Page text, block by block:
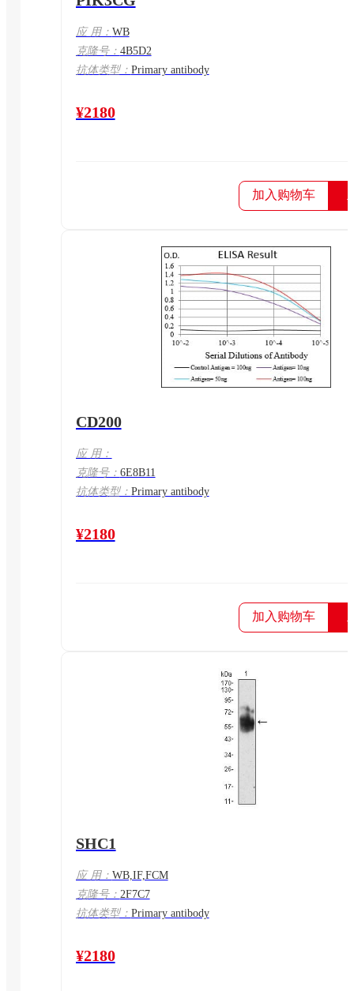
应 用： WB
克隆号： 4B5D2
抗体类型： Primary antibody
¥2180
加入购物车
CD200
应 用：
克隆号： 6E8B11
抗体类型： Primary antibody
¥2180
加入购物车
SHC1
应 用： WB,IF,FCM
克隆号： 2F7C7
抗体类型： Primary antibody
¥2180